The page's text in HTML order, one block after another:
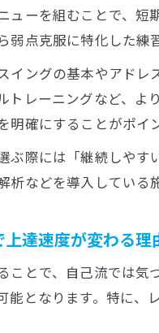
ューを組むことで、
弱点克服に特化した練
イングの基本やアド
トレーニングなど、
確にすることがポイ
ぶ際には「継続しや
析などを導入している
達速度が変わる理
ことで、自己流では
能となります。特に